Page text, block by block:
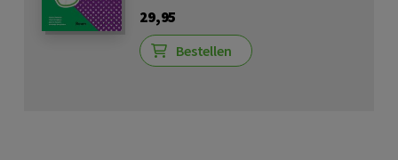
29,95
Bestellen